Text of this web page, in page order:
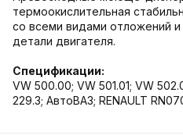
термоокислительная
со всеми видами отложений
детали двигателя.
Спецификации:
VW 500.00; VW 501.01; VW
229.3; АвтоВАЗ; RENAULT